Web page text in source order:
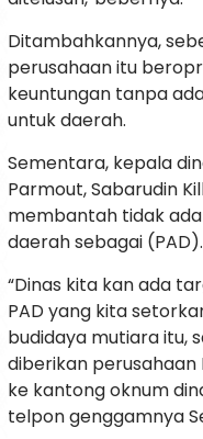
Ditambahkannya,
perusahaan itu
keuntungan tanpa
untuk daerah.
Sementara, kepala
Parmout, Sabarudin
membantah tidak
daerah sebagai (PAD).
“Dinas kita kan ada
PAD yang kita
budidaya mutiara itu,
diberikan perusahaan
ke kantong oknum
telpon genggamnya